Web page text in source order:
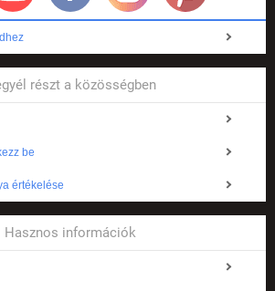
részt a közösségben
be
értékelése
Hasznos információk